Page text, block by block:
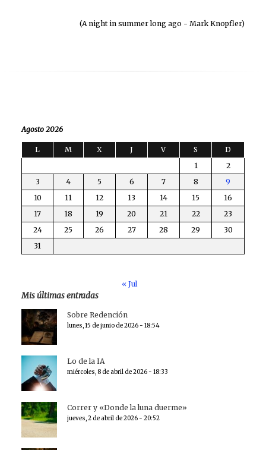
(A night in summer long ago - Mark Knopfler)
Agosto 2026
L M X J V S
D
1
2
3
4 5 6 7 8
9
10
11 12 13 14 15
16
17
18 19 20 21 22
23
24
25 26 27 28 29
30
31
« Jul
Mis últimas entradas
Sobre Redención
lunes, 15 de junio de 2026 - 18:54
Lo de la IA
miércoles, 8 de abril de 2026 - 18:33
Correr y «Donde la luna duerme»
jueves, 2 de abril de 2026 - 20:52